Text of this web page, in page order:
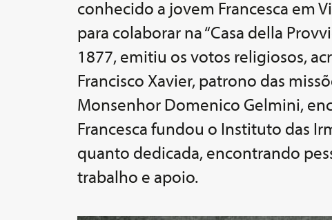
conhecido a jovem Francesca em
para colaborar na “Casa della
1877, emitiu os votos religiosos,
Francisco Xavier, patrono das
Monsenhor Domenico Gelmini,
Francesca fundou o Instituto das
quanto dedicada, encontrando
trabalho e apoio.